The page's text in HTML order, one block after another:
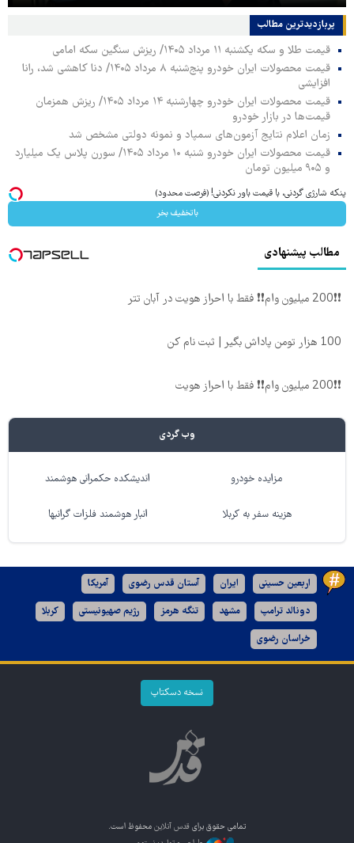
پربازدیدترین‌ مطالب
قیمت طلا و سکه یکشنبه ۱۱ مرداد ۱۴۰۵/ ریزش سنگین سکه امامی
قیمت محصولات ایران خودرو پنج‌شنبه ۸ مرداد ۱۴۰۵/ دنا کاهشی شد، رانا
افزایشی
قیمت محصولات ایران خودرو چهارشنبه ۱۴ مرداد ۱۴۰۵/ ریزش همزمان
قیمت‌ها در بازار خودرو
زمان اعلام نتایج آزمون‌های سمپاد و نمونه دولتی مشخص شد
قیمت محصولات ایران خودرو شنبه ۱۰ مرداد ۱۴۰۵/ سورن پلاس یک میلیارد
و ۹۰۵ میلیون تومان
پنکه شارژی گردنی، با قیمت باور نکردنی! (فرصت محدود)
باتخفیف بخر
مطالب پیشنهادی
❗❗200 میلیون وام❗❗ فقط با احراز هویت در آبان تتر
100 هزار تومن پاداش بگیر | ثبت نام کن
❗❗200 میلیون وام❗❗ فقط با احراز هویت
وب گردی
مزایده خودرو اندیشکده حکمرانی هوشمند
هزینه سفر به کربلا انبار هوشمند فلزات گرانبها
اربعین حسینی ایران آستان قدس رضوی آمریکا
دونالد ترامپ مشهد تنگه هرمز رژیم صهیونیستی کربلا
خراسان رضوی
نسخه دسکتاپ
تمامی حقوق برای قدس آنلاین محفوظ است.